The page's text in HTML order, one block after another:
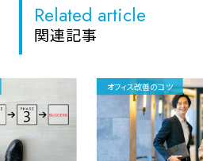
Related article
関連記事
オフィス改善のコツ